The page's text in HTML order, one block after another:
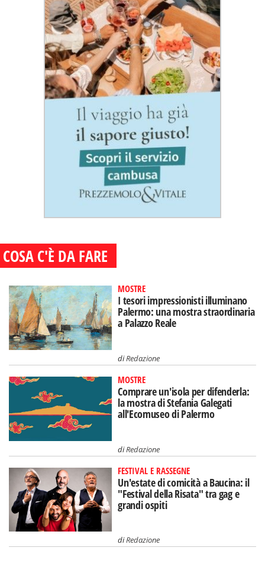
COSA C'È DA FARE
MOSTRE
I tesori impressionisti illuminano
Palermo: una mostra straordinaria
a Palazzo Reale
diRedazione
MOSTRE
Comprare un'isola per difenderla:
la mostra di Stefania Galegati
all'Ecomuseo di Palermo
diRedazione
FESTIVAL E RASSEGNE
Un'estate di comicità a Baucina: il
"Festival della Risata" tra gag e
grandi ospiti
diRedazione